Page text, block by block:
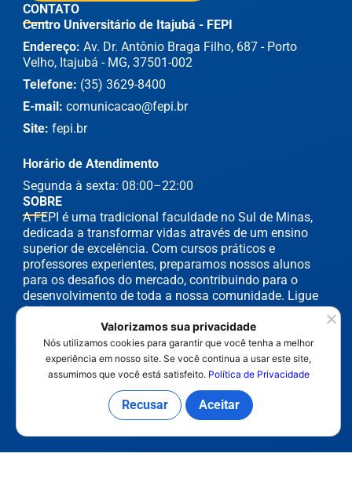
SOBRE
A FEPI é uma tradicional faculdade no Sul de Minas,
dedicada a transformar vidas através de um ensino
superior de excelência. Com cursos práticos e
professores experientes, preparamos nossos alunos
para os desafios do mercado, contribuindo para o
desenvolvimento de toda a nossa comunidade. Ligue
(35) 3629-8400 e fale conosco.
INÍCIO
A FEPI
CONTATO
Centro Universitário de Itajubá - FEPI
Endereço: Av. Dr. Antônio Braga Filho, 687 - Porto
Velho, Itajubá - MG, 37501-002
Telefone: (35) 3629-8400
E-mail: comunicacao@fepi.br
Site: fepi.br
Horário de Atendimento
Segunda à sexta: 08:00–22:00
Valorizamos sua privacidade
Nós utilizamos cookies para garantir que você tenha a melhor
experiência em nosso site. Se você continua a usar este site,
assumimos que você está satisfeito. Política de Privacidade
Aceitar
Recusar